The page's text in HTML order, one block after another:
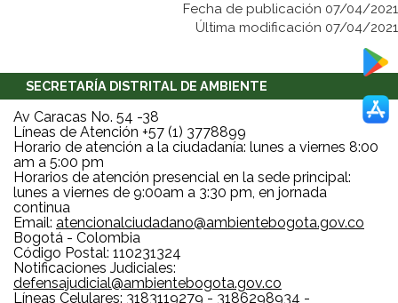
Fecha de publicación 07/04/2021
Última modificación 07/04/2021
SECRETARÍA DISTRITAL DE AMBIENTE
Av Caracas No. 54 -38
Líneas de Atención +57 (1) 3778899
Horario de atención a la ciudadanía: lunes a viernes 8:00
am a 5:00 pm
Horarios de atención presencial en la sede principal:
lunes a viernes de 9:00am a 3:30 pm, en jornada
continua
Email: atencionalciudadano@ambientebogota.gov.co
Bogotá - Colombia
Código Postal: 110231324
Notificaciones Judiciales:
defensajudicial@ambientebogota.gov.co
Líneas Celulares: 3183119279 - 3186298934 -